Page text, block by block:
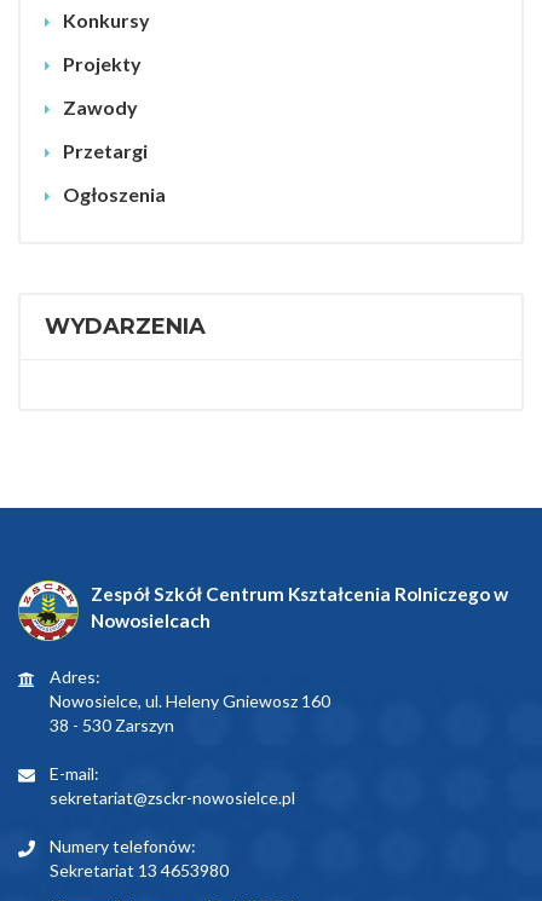
Konkursy
Projekty
Zawody
Przetargi
Ogłoszenia
WYDARZENIA
Zespół Szkół Centrum Kształcenia Rolniczego w
Nowosielcach
Adres:
Nowosielce, ul. Heleny Gniewosz 160
38 - 530 Zarszyn
E-mail:
sekretariat@zsckr-nowosielce.pl
Numery telefonów:
Sekretariat 13 4653980